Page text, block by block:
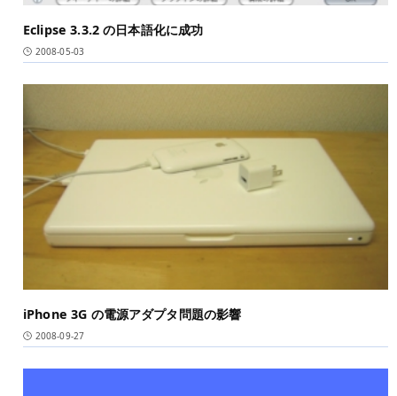
Eclipse 3.3.2 の日本語化に成功
2008-05-03
iPhone 3G の電源アダプタ問題の影響
2008-09-27